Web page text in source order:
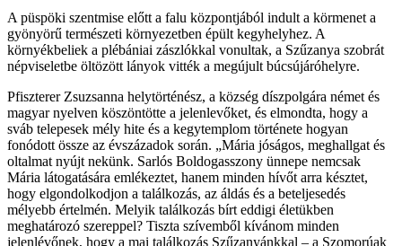
A püspöki szentmise előtt a falu központjából indult a körmenet a
gyönyörű természeti környezetben épült kegyhelyhez. A
környékbeliek a plébániai zászlókkal vonultak, a Szűzanya szobrát
népviseletbe öltözött lányok vitték a megújult búcsújáróhelyre.
Pfiszterer Zsuzsanna helytörténész, a község díszpolgára német és
magyar nyelven köszöntötte a jelenlevőket, és elmondta, hogy a
sváb telepesek mély hite és a kegytemplom története hogyan
fonódott össze az évszázadok során. „Mária jóságos, meghallgat és
oltalmat nyújt nekünk. Sarlós Boldogasszony ünnepe nemcsak
Mária látogatására emlékeztet, hanem minden hívőt arra késztet,
hogy elgondolkodjon a találkozás, az áldás és a beteljesedés
mélyebb értelmén. Melyik találkozás bírt eddigi életükben
meghatározó szereppel? Tiszta szívemből kívánom minden
jelenlévőnek, hogy a mai találkozás Szűzanyánkkal – a Szomorúak